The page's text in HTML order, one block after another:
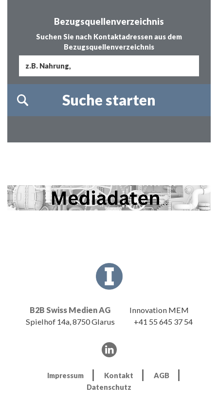
Bezugsquellenverzeichnis
Suchen Sie nach Kontaktadressen aus dem
Bezugsquellenverzeichnis
B2B Swiss Medien AG
Innovation MEM
Spielhof 14a, 8750 Glarus
+41 55 645 37 54
Impressum Kontakt
AGB
Datenschutz